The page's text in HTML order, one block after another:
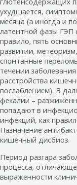
ухудшается,
месяца (а иногда и
латентной фазы ГЭП
правило, пять
развитии,
спонтанные
течении
расстройства
послаблением). В
фекалии –
попадают в
инфекций, как
Назначение
кишечный дисбиоз.
Период разгара
процесса,
выраженности